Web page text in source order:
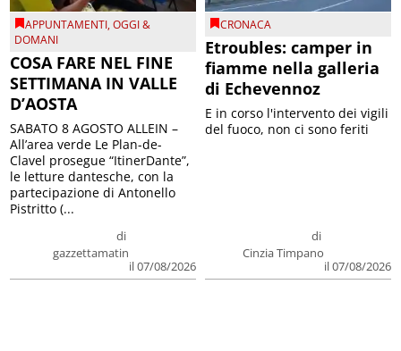
APPUNTAMENTI,OGGI &
DOMANI
COSA FARE NEL FINE
SETTIMANA IN VALLE
D’AOSTA
di
gazzettamatin
il 07/08/2026
SABATO 8 AGOSTO ALLEIN –
All’area verde Le Plan-de-
Clavel prosegue “ItinerDante”,
le letture dantesche, con la
partecipazione di Antonello
Pistritto (...
CRONACA
Etroubles: camper in
fiamme nella galleria
di Echevennoz
di
Cinzia Timpano
il 07/08/2026
E in corso l'intervento dei vigili
del fuoco, non ci sono feriti